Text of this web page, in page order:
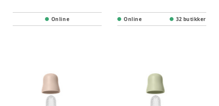
Online Online 32 butikker